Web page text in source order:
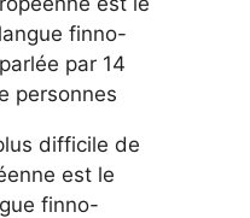
difficile de
est le
finno-